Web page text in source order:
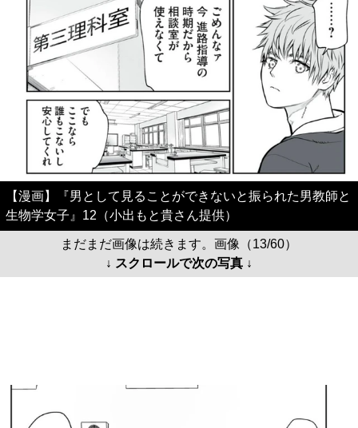
【漫画】『男として見ることができないと振られた男教師と
生物学女子』12（小出もと貴さん提供）
まだまだ画像は続きます。画像（13/60）
↓ スクロールで次の写真 ↓